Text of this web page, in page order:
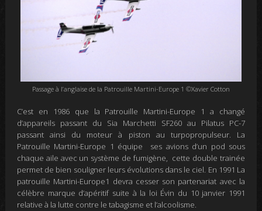
Passage à l’anglaise de la Patrouille Martini-Europe 1 ©Xavier Cotton
C’est en 1986 que la Patrouille Martini-Europe 1 a changé
d’appareils passant du Sia Marchetti SF260 au Pilatus PC-7
passant ainsi du moteur à piston au turpopropulseur. La
Patrouille Martini-Europe 1 équipe ses avions d’un pod sous
chaque aile avec un système de fumigène, cette double trainée
permet de bien souligner leurs évolutions dans le ciel. En 1991 La
patrouille Martini-Europe1 devra cesser son partenariat avec la
célèbre marque d’apéritif suite à la loi Évin du 10 janvier 1991
relative à la lutte contre le tabagisme et l’alcoolisme.